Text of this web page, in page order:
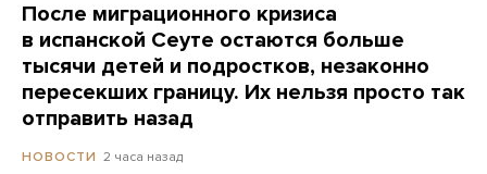
После миграционного кризиса
в испанской Сеуте остаются больше
тысячи детей и подростков, незаконно
пересекших границу. Их нельзя просто так
отправить назад
НОВОСТИ 2 часа назад